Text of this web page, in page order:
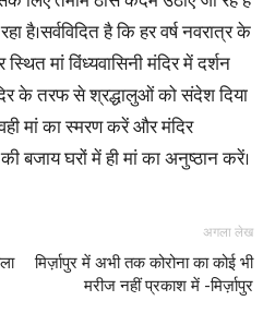
है।सर्वविदित है कि हर वर्ष नवरात्र के
मां विंध्यवासिनी मंदिर में दर्शन
के तरफ से श्रद्धालुओं को संदेश दिया
मां का स्मरण करें और मंदिर
बजाय घरों में ही मां का अनुष्ठान करें।
अगला लेख
मिर्ज़ापुर में अभी तक कोरोना का कोई भी
मरीज नहीं प्रकाश में -मिर्ज़ापुर